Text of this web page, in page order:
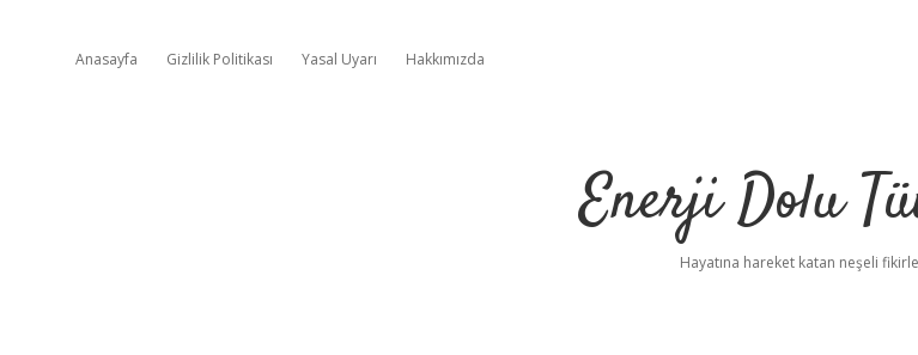
Anasayfa Gizlilik Politikası Yasal Uyarı Hakkımızda
Enerji Dolu
Hayatına hareket katan neşeli